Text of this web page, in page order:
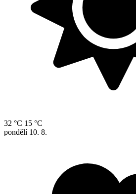
32 °C 15 °C
pondělí 10. 8.